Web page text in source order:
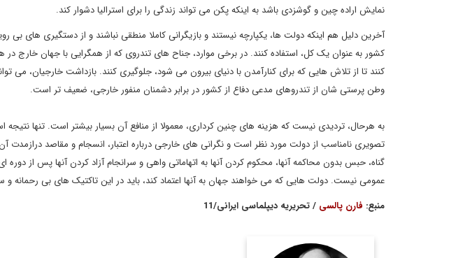
نمایش اراده چین و گوشزدی باشد به اینکه پکن می تواند زندگی را برای استرالیا دشوار کند.
آخرین دلیل هم اینکه دولت ها، یکپارچه نیستند و بازیگرانی کاملا منطقی نباشند و از دستگیری های بی
کشور به عنوان یک کل، استفاده کنند. در برخی موارد، جناح های تندروی که از همگرایی با جهان خارج
کنند تا از تلاش هایی که برای کنارآمدن با دنیای بیرون می شود، جلوگیری کنند. بازداشت خارجیان، می
وطن پرستی شان از تندروهای مدعی دفاع از کشور در برابر دشمنان منفور خارجی، ضعیف تر است.
به هرحال، تردیدی نیست که هزینه های چنین کرداری، معمولا از منافع آن بسیار بیشتر است. تنها نتیجه
تصویری نامناسب از دولت مورد نظر است و نگرانی های خارجی درباره اعتبار، انسجام و مقاصد درازمدت
گناه، حبس بدون محاکمه آنها، محکوم کردن آنها به اتهاماتی واهی و سرانجام آزاد کردن آنها پس از دوره
عمومی نیست. دولت هایی که می خواهند جهان به آنها اعتماد کند، باید در این تاکتیک های بی رحمانه و
منبع: فارن پالسی / تحریریه دیپلماسی ایرانی/11